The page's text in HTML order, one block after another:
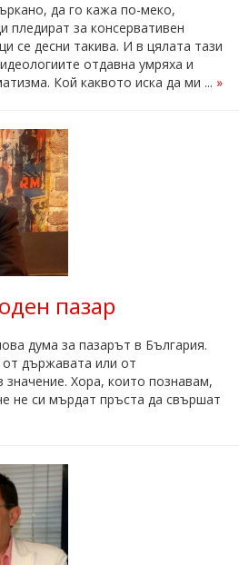
да го кажа по-меко,
пледират за консервативен
се десни такива. И в цялата тази
отдавна умряха и
Кой каквото иска да ми ... »
пазар
дума за пазарът в България.
държавата или от
Хора, които познавам,
не си мърдат пръста да свършат